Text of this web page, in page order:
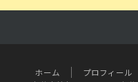
ホーム プロフィール